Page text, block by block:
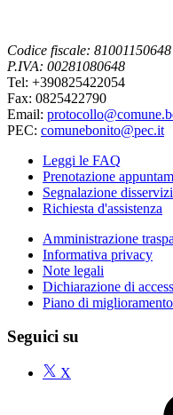
Codice fiscale: 81001150648
P.IVA: 00281080648
Tel: +390825422054
Fax: 0825422790
Email:
PEC: comunebonito@pec.it
Leggi le FAQ
Prenotazione
Segnalazione
Richiesta d'assistenza
Amministrazione
Informativa privacy
Note legali
Dichiarazione di
Piano di
Seguici su
X